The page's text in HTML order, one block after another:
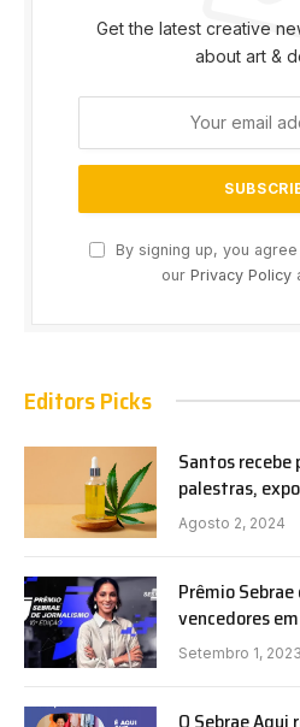
Get the latest creative
about art &
By signing up, you
our Privacy Policy
Editors Picks
Santos
palestras,
Agosto 2, 2024
Prêmio
vencedores
Setembro 1, 2023